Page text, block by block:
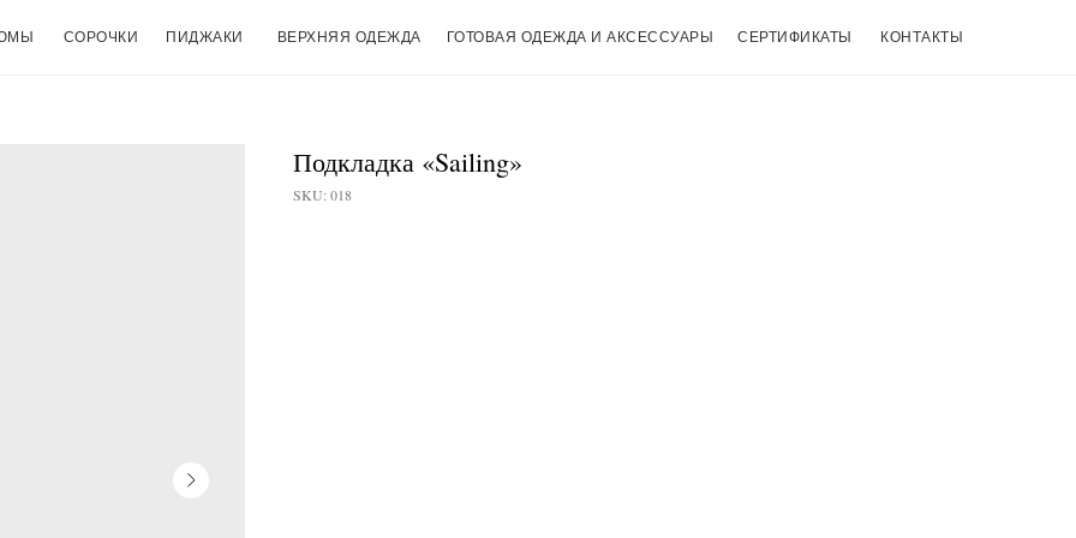
СОРОЧКИ ПИДЖАКИ ВЕРХНЯЯ ОДЕЖДА ГОТОВАЯ ОДЕЖДА И АКСЕССУАРЫ СЕРТИФИКАТЫ КОНТАКТЫ
Подкладка «Sailing»
SKU: 018